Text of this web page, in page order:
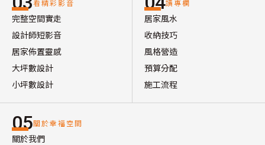
看精彩影音
完整空間實走
設計師短影音
居家佈置靈感
大坪數設計
小坪數設計
讀專欄
居家風水
收納技巧
風格營造
預算分配
施工流程
05關於幸福空間
關於我們